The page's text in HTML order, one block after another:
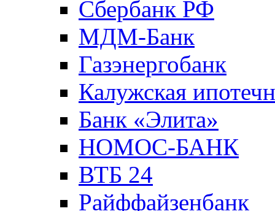
Сбербанк РФ
МДМ-Банк
Газэнергобанк
Калужская
Банк «Элита»
НОМОС-БАНК
ВТБ 24
Райффайзенбанк